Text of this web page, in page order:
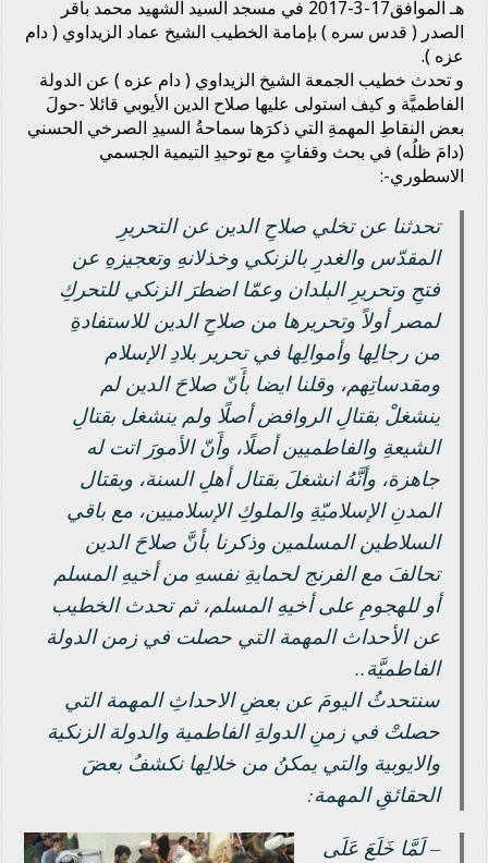
هـ الموافق17-3-2017 في مسجد السيد الشهيد محمد باقر
الصدر ( قدس سره ) بإمامة الخطيب الشيخ عماد الزيداوي ( دام
عزه ).
و تحدث خطيب الجمعة الشيخ الزيداوي ( دام عزه ) عن الدولة
الفاطميَّة و كيف استولى عليها صلاح الدين الأيوبي قائلا -حولَ
بعض النقاطِ المهمةِ التي ذكرَها سماحةُ السيدِ الصرخي الحسني
(دامَ ظلُه) في بحث وقفاتٍ مع توحيدِ التيمية الجسمي
الاسطوري-:
تحدثنا عن تخلي صلاحِ الدين عن التحريرِ
المقدّس والغدرِ بالزنكي وخذلانهِ وتعجيزهِ عن
فتحِ وتحريرِ البلدان وعمّا اضطرَ الزنكي للتحركِ
لمصر أولاً وتحريرها من صلاحِ الدين للاستفادةِ
من رجالِها وأموالِها في تحرير بلادِ الإسلام
ومقدساتِهم، وقلنا ايضا بأَنّ صلاحَ الدين لم
ينشغلْ بقتالِ الروافض أصلًا ولم ينشغل بقتالِ
الشيعةِ والفاطميين أصلًا، وأَنّ الأمورَ اتت له
جاهزة، وأنَّهُ انشغلَ بقتال أهلِ السنة، وبقتال
المدنِ الإسلاميّةِ والملوكِ الإسلاميين، مع باقي
السلاطين المسلمين وذكرنا بأنَّ صلاحَ الدين
تحالفَ مع الفرنج لحمايةِ نفسهِ من أخيهِ المسلم
أو للهجومِ على أخيهِ المسلم، ثم تحدث الخطيب
عن الأحداث المهمة التي حصلت في زمن الدولة
الفاطميَّة..
سنتحدثُ اليومَ عن بعضِ الاحداثِ المهمة التي
حصلتْ في زمنِ الدولةِ الفاطمية والدولة الزنكية
والايوبية والتي يمكنُ من خلالِها نكشفُ بعضَ
الحقائقِ المهمة:
– لَمَّا خَلَعَ عَلَى